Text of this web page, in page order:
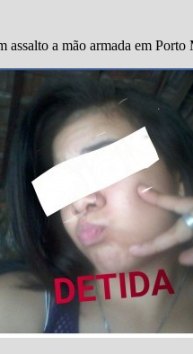
assalto a mão armada em